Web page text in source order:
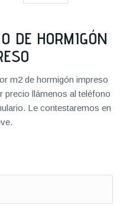
DE HORMIGÓN
m2 de hormigón impreso
precio llámenos al teléfono
Le contestaremos en